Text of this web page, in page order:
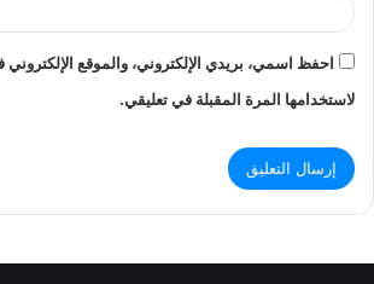
احفظ اسمي، بريدي الإلكتروني، والموقع
لاستخدامها المرة المقبلة في تعليقي.